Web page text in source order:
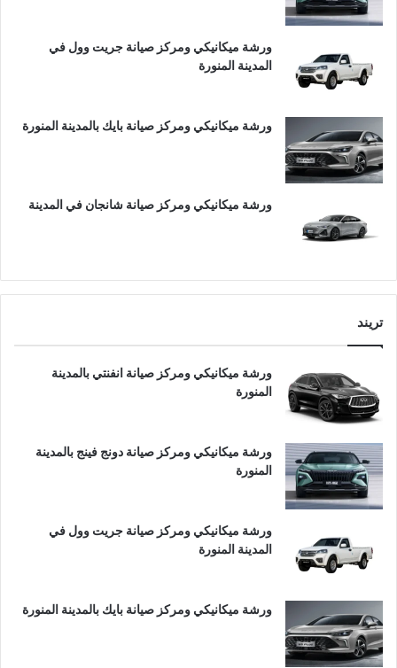
ورشة ميكانيكي ومركز صيانة جريت وول في
المدينة المنورة
ورشة ميكانيكي ومركز صيانة بايك بالمدينة المنورة
ورشة ميكانيكي ومركز صيانة شانجان في المدينة
تريند
ورشة ميكانيكي ومركز صيانة انفنتي بالمدينة
المنورة
ورشة ميكانيكي ومركز صيانة دونج فينج بالمدينة
المنورة
ورشة ميكانيكي ومركز صيانة جريت وول في
المدينة المنورة
ورشة ميكانيكي ومركز صيانة بايك بالمدينة المنورة